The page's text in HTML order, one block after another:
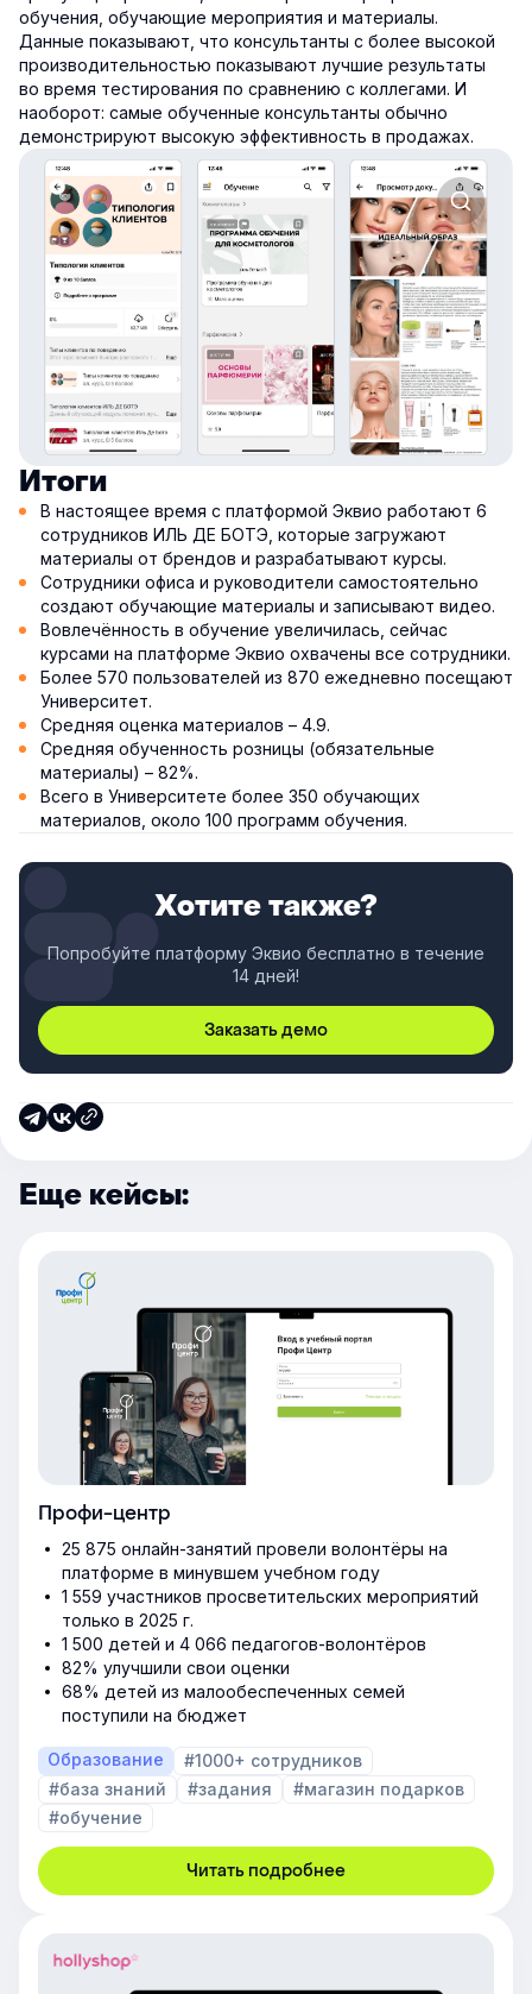
обучения, обучающие мероприятия и материалы.
Данные показывают, что консультанты с более высокой
производительностью показывают лучшие результаты
во время тестирования по сравнению с коллегами. И
наоборот: самые обученные консультанты обычно
демонстрируют высокую эффективность в продажах.
Итоги
В настоящее время с платформой Эквио работают 6
сотрудников ИЛЬ ДЕ БОТЭ, которые загружают
материалы от брендов и разрабатывают курсы.
Сотрудники офиса и руководители самостоятельно
создают обучающие материалы и записывают видео.
Вовлечённость в обучение увеличилась, сейчас
курсами на платформе Эквио охвачены все сотрудники.
Более 570 пользователей из 870 ежедневно посещают
Университет.
Средняя оценка материалов – 4.9.
Средняя обученность розницы (обязательные
материалы) – 82%.
Всего в Университете более 350 обучающих
материалов, около 100 программ обучения.
Хотите также?
Попробуйте платформу Эквио бесплатно в течение
14 дней!
Заказать демо
Еще кейсы:
Профи-центр
25 875 онлайн-занятий провели волонтёры на
платформе в минувшем учебном году
1 559 участников просветительских мероприятий
только в 2025 г.
1 500 детей и 4 066 педагогов-волонтёров
82% улучшили свои оценки
68% детей из малообеспеченных семей
поступили на бюджет
Образование
#1000+ сотрудников
#база знаний
#задания
#магазин подарков
#обучение
Читать подробнее